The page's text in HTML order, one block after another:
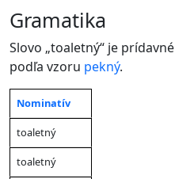
gramatika
Slovo „toaletný“ je prídavné
podľa vzoru pekný.
Pád
Rod
mužský
(životný)
Nominatív
toaletný
toaletný